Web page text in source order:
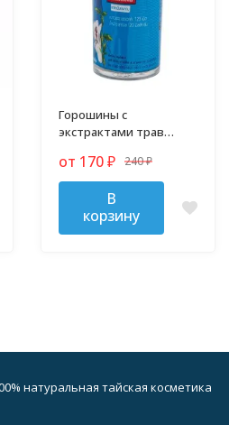
Горошины с
экстрактами трав
простуды и кашля
от 170 ₽ 240₽
В
корзину
натуральная тайская косметика